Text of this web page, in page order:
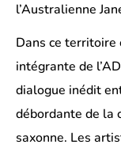
l’Australienne
Dans ce
intégrante de
dialogue inédit
débordante de la
saxonne. Les